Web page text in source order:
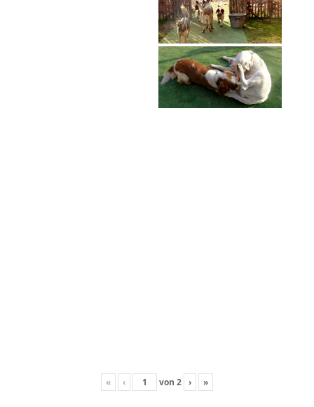
« ‹ von 2 › »